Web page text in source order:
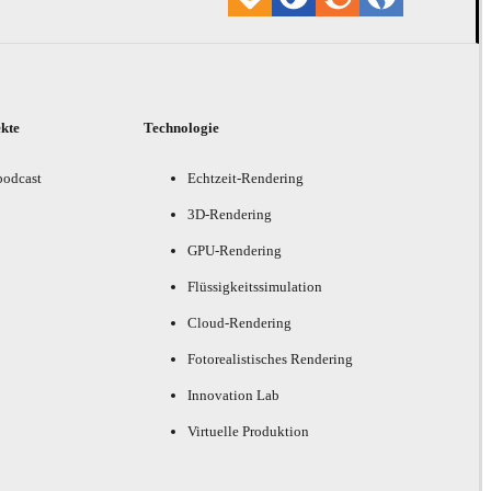
Technologie
Echtzeit-Rendering
3D-Rendering
GPU-Rendering
Flüssigkeitssimulation
Cloud-Rendering
Fotorealistisches Rendering
Innovation Lab
Virtuelle Produktion